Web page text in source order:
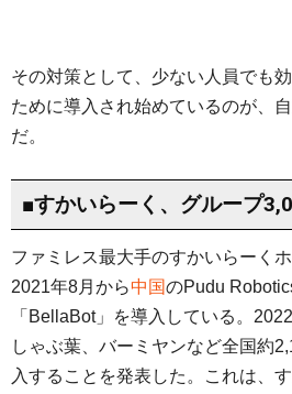
その対策として、少ない人員でも
ために導入され始めているのが、
だ。
■すかいらーく、グループ
ファミレス最大手のすかいらーく
2021年8月から中国のPudu
「BellaBot」を導入している。
しゃぶ葉、バーミヤンなど全国約
入することを発表した。これは、